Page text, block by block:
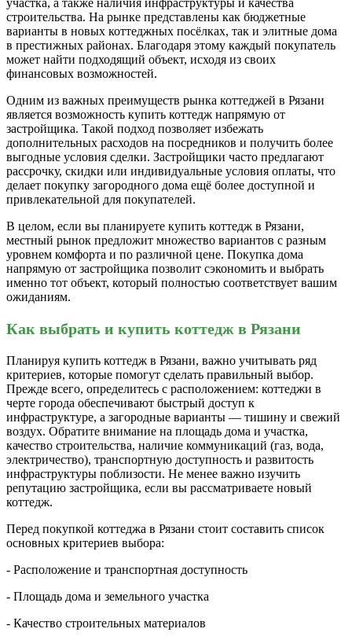
участка, а также наличия инфраструктуры и качества
строительства. На рынке представлены как бюджетные
варианты в новых коттеджных посёлках, так и элитные дома
в престижных районах. Благодаря этому каждый покупатель
может найти подходящий объект, исходя из своих
финансовых возможностей.
Одним из важных преимуществ рынка коттеджей в Рязани
является возможность купить коттедж напрямую от
застройщика. Такой подход позволяет избежать
дополнительных расходов на посредников и получить более
выгодные условия сделки. Застройщики часто предлагают
рассрочку, скидки или индивидуальные условия оплаты, что
делает покупку загородного дома ещё более доступной и
привлекательной для покупателей.
В целом, если вы планируете купить коттедж в Рязани,
местный рынок предложит множество вариантов с разным
уровнем комфорта и по различной цене. Покупка дома
напрямую от застройщика позволит сэкономить и выбрать
именно тот объект, который полностью соответствует вашим
ожиданиям.
Как выбрать и купить коттедж в Рязани
Планируя купить коттедж в Рязани, важно учитывать ряд
критериев, которые помогут сделать правильный выбор.
Прежде всего, определитесь с расположением: коттеджи в
черте города обеспечивают быстрый доступ к
инфраструктуре, а загородные варианты — тишину и свежий
воздух. Обратите внимание на площадь дома и участка,
качество строительства, наличие коммуникаций (газ, вода,
электричество), транспортную доступность и развитость
инфраструктуры поблизости. Не менее важно изучить
репутацию застройщика, если вы рассматриваете новый
коттедж.
Перед покупкой коттеджа в Рязани стоит составить список
основных критериев выбора:
- Расположение и транспортная доступность
- Площадь дома и земельного участка
- Качество строительных материалов